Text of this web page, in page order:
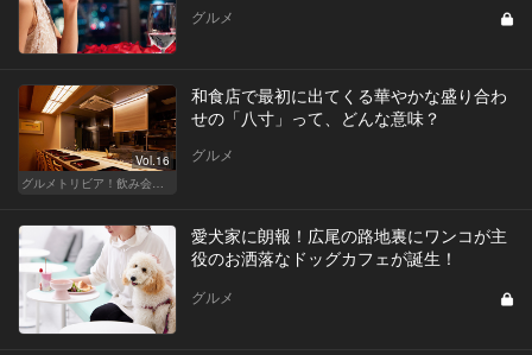
グルメ
Vol.16
グルメトリビア！飲み会やデートで会話のネタになるQ＆A
和食店で最初に出てくる華やかな盛り合わ
せの「八寸」って、どんな意味？
グルメ
愛犬家に朗報！広尾の路地裏にワンコが主
役のお洒落なドッグカフェが誕生！
グルメ